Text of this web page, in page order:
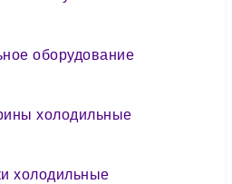
оборудование
холодильные
холодильные